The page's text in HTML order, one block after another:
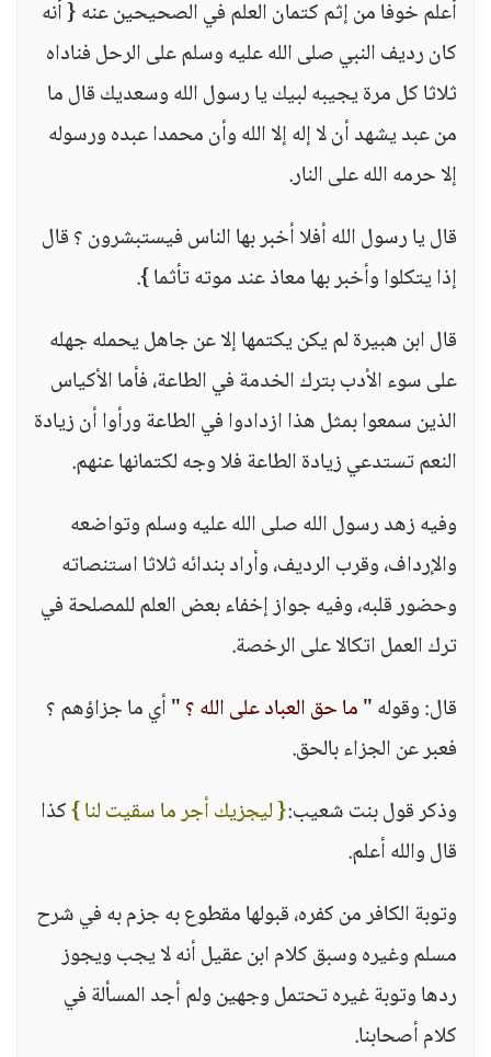
أعلم خوفا من إثم كتمان العلم في الصحيحين عنه { أنه
كان رديف النبي صلى الله عليه وسلم على الرحل فناداه
ثلاثا كل مرة يجيبه لبيك يا رسول الله وسعديك قال ما
من عبد يشهد أن لا إله إلا الله وأن محمدا عبده ورسوله
إلا حرمه الله على النار.
قال يا رسول الله أفلا أخبر بها الناس فيستبشرون ؟ قال
إذا يتكلوا وأخبر بها معاذ عند موته تأثما }.
قال ابن هبيرة لم يكن يكتمها إلا عن جاهل يحمله جهله
على سوء الأدب بترك الخدمة في الطاعة، فأما الأكياس
الذين سمعوا بمثل هذا ازدادوا في الطاعة ورأوا أن زيادة
النعم تستدعي زيادة الطاعة فلا وجه لكتمانها عنهم.
وفيه زهد رسول الله صلى الله عليه وسلم وتواضعه
والإرداف، وقرب الرديف، وأراد بندائه ثلاثا استنصاته
وحضور قلبه، وفيه جواز إخفاء بعض العلم للمصلحة في
ترك العمل اتكالا على الرخصة.
قال: وقوله" ما حق العباد على الله ؟ "أي ما جزاؤهم ؟
فعبر عن الجزاء بالحق.
وذكر قول بنت شعيب:{ ليجزيك أجر ما سقيت لنا }كذا
قال والله أعلم.
وتوبة الكافر من كفره، قبولها مقطوع به جزم به في شرح
مسلم وغيره وسبق كلام ابن عقيل أنه لا يجب ويجوز
ردها وتوبة غيره تحتمل وجهين ولم أجد المسألة في
كلام أصحابنا.